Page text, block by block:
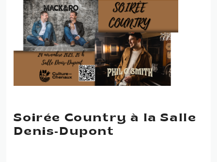
Soirée Country à la Salle
Denis-Dupont